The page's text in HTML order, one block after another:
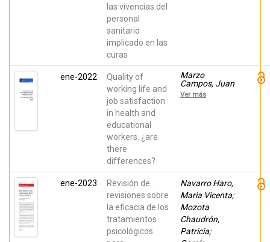
las vivencias del
personal
sanitario
implicado en las
curas
ene-2022
Quality of
working life and
job satisfaction
in health and
educational
workers. ¿are
there
differences?
Marzo
Campos, Juan
Carlos;
Rodríguez
Ver más
ene-2023
Revisión de
revisiones sobre
la eficacia de los
tratamientos
psicológicos
Navarro Haro,
Maria Vicenta;
Mozota
Chaudrón,
Patricia;